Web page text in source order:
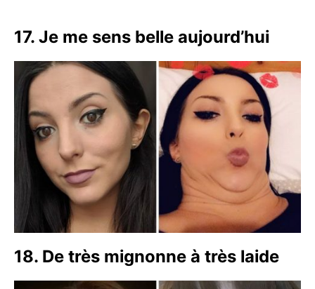
17. Je me sens belle aujourd’hui
18. De très mignonne à très laide